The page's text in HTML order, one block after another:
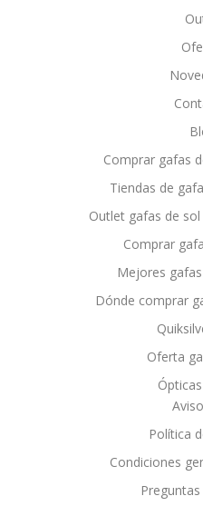
Comprar gafas
Tiendas de
Outlet gafas de
Comprar
Mejores
Dónde comprar
Oferta
Política
Condiciones